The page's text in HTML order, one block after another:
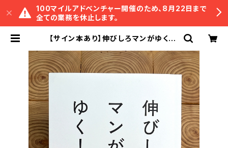
100マイルアドベンチャー開催のため、8月22日まで
全ての業務を休止します。
【サイン本あり】伸びしろマンがゆく！ |